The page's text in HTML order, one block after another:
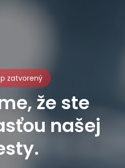
zatvorený
že ste
našej